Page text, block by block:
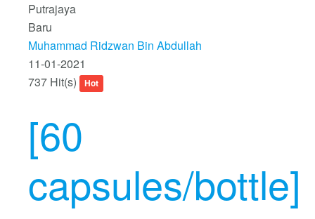
Putrajaya
Baru
Muhammad Ridzwan Bin Abdullah
11-01-2021
737 Hit(s)
Hot
[60
capsules/bottle]